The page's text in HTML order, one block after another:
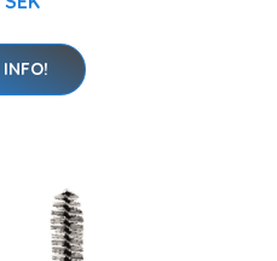
INFO!